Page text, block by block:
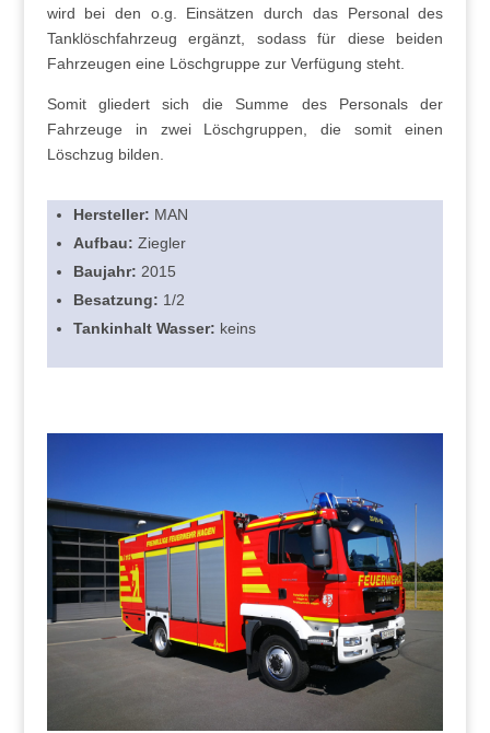
wird bei den o.g. Einsätzen durch das Personal des
Tanklöschfahrzeug ergänzt, sodass für diese beiden
Fahrzeugen eine Löschgruppe zur Verfügung steht.
Somit gliedert sich die Summe des Personals der
Fahrzeuge in zwei Löschgruppen, die somit einen
Löschzug bilden.
Hersteller: MAN
Aufbau: Ziegler
Baujahr: 2015
Besatzung: 1/2
Tankinhalt Wasser: keins